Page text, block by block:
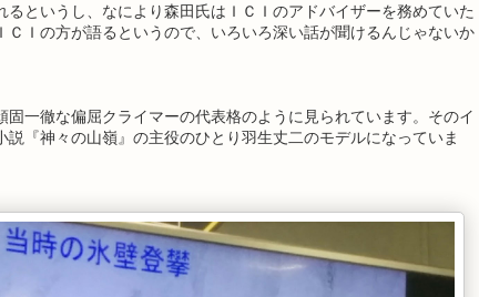
るというし、なにより森田氏はＩＣＩのアドバイザーを務めていた
ＣＩの方が語るというので、いろいろ深い話が聞けるんじゃないか
固一徹な偏屈クライマーの代表格のように見られています。そのイ
説『神々の山嶺』の主役のひとり羽生丈二のモデルになっていま